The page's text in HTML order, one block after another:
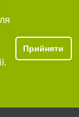
Прийняти